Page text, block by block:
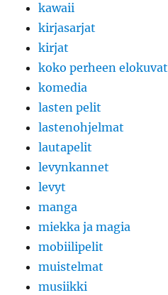
kawaii
kirjasarjat
kirjat
koko perheen elokuvat
komedia
lasten pelit
lastenohjelmat
lautapelit
levynkannet
levyt
manga
miekka ja magia
mobiilipelit
muistelmat
musiikki